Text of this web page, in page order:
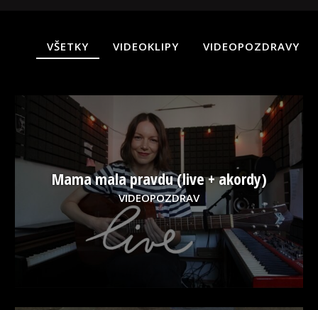
VŠETKY VIDEOKLIPY VIDEOPOZDRAVY
Mama mala pravdu (live + akordy)
VIDEOPOZDRAV